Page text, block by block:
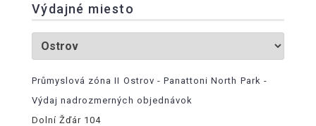
Výdajné miesto
Průmyslová zóna II Ostrov - Panattoni North Park -
Výdaj nadrozmerných objednávok
Dolní Žďár 104